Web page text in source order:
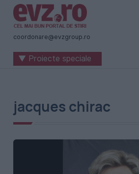
Știri
naționale
internaționale
România
-
coordonare@evzgroup.ro
▼ Proiecte speciale
jacques chirac